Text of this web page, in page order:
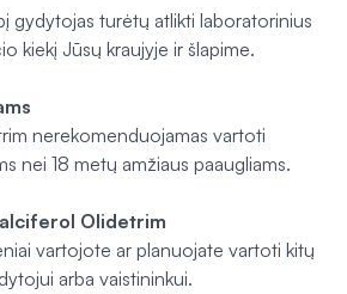
gydytojas turėtų atlikti laboratorinius
kiekį Jūsų kraujyje ir šlapime.
nerekomenduojamas vartoti
nei 18 metų amžiaus paaugliams.
Olidetrim
vartojote ar planuojate vartoti kitų
arba vaistininkui.